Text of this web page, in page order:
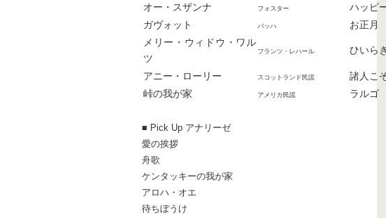
オー・スザンナ
フォスター
ハッピ
ガヴォット
バッハ
お正月
メリー・ウィドウ・ワル
ツ
フランツ・レハール ひいら
アニー・ローリー スコットランド民謡
諸人こ
峠の我が家
アメリカ民謡 ラルゴ
■ Pick Up アナリーゼ
愛の挨拶
舟歌
ケンタッキーの我が家
アロハ・オエ
待ちぼうけ